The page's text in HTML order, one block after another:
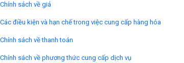
Chính sách về giá
Các điều kiện và hạn chế trong việc cung cấp hàng hóa
Chính sách về thanh toán
Chính sách về phương thức cung cấp dịch vụ